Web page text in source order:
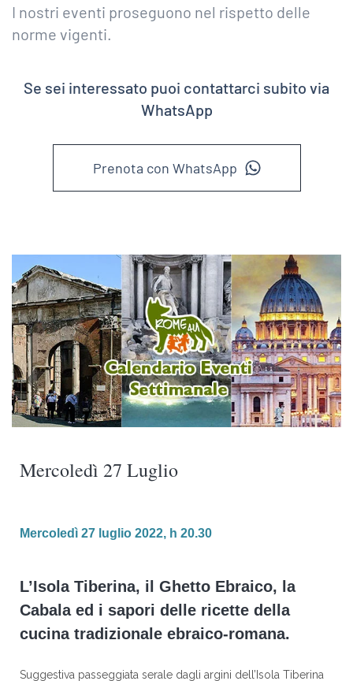
I nostri eventi proseguono nel rispetto delle
norme vigenti.
Se sei interessato puoi contattarci subito via
WhatsApp
Prenota con WhatsApp
Mercoledì 27 Luglio
Mercoledì 27 luglio 2022, h 20.30
L’Isola Tiberina, il Ghetto Ebraico, la
Cabala ed i sapori delle ricette della
cucina tradizionale ebraico-romana.
Suggestiva passeggiata serale dagli argini dell’Isola Tiberina